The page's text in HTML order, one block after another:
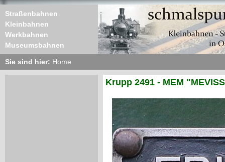
Straßenbahnen
Kleinbahnen
Werkbahnen
Museumsbahnen
Sie sind hier: Home
Krupp 2491 - MEM